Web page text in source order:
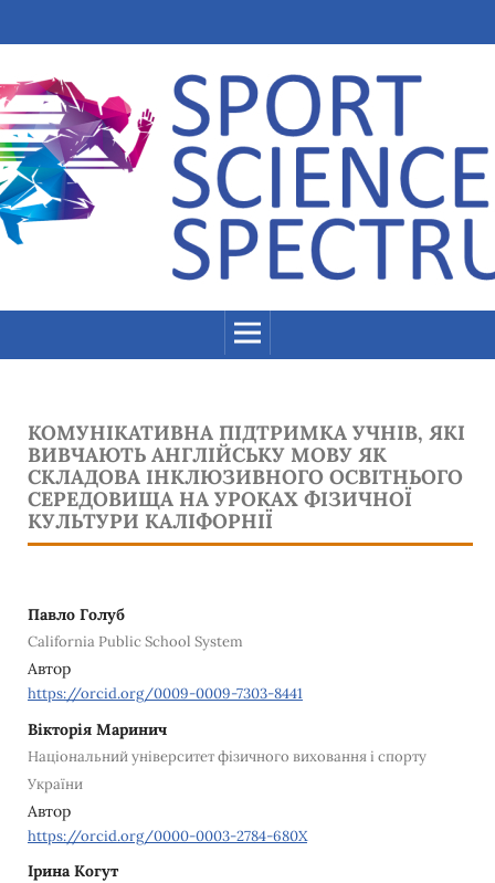
КОМУНІКАТИВНА ПІДТРИМКА УЧНІВ, ЯКІ
ВИВЧАЮТЬ АНГЛІЙСЬКУ МОВУ ЯК
СКЛАДОВА ІНКЛЮЗИВНОГО ОСВІТНЬОГО
СЕРЕДОВИЩА НА УРОКАХ ФІЗИЧНОЇ
КУЛЬТУРИ КАЛІФОРНІЇ
Павло Голуб
California Public School System
Автор
https://orcid.org/0009-0009-7303-8441
Вікторія Маринич
Національний університет фізичного виховання і спорту
України
Автор
https://orcid.org/0000-0003-2784-680X
Ірина Когут